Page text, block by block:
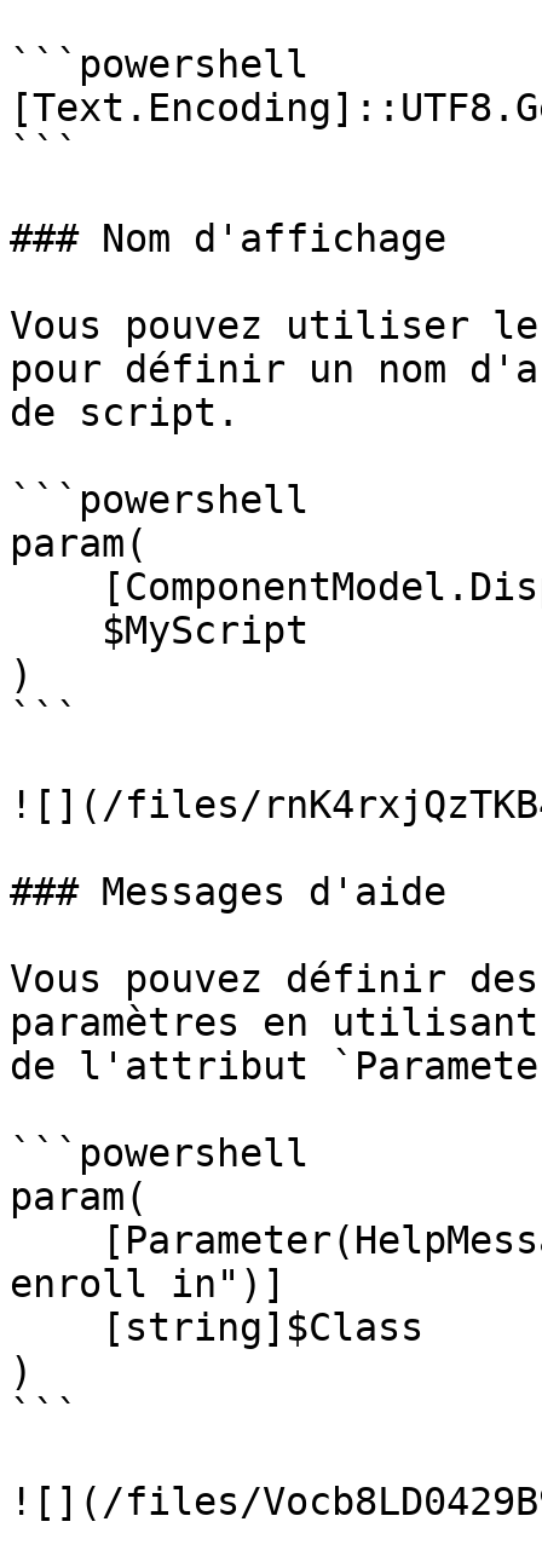
```powershell
```
### Nom d'affichage
Vous pouvez utiliser
pour définir un nom
de script.
```powershell
param(
)
```
![](/files/
### Messages d'aide
Vous pouvez définir
paramètres en
de l'attribut
```powershell
param(
enroll in")]
)
```
![](/files/